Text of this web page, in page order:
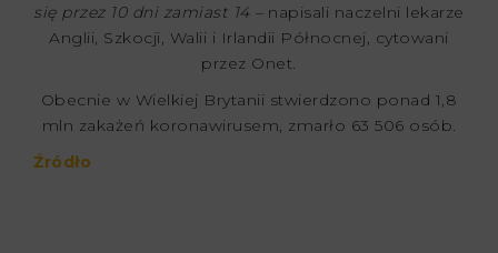
się przez 10 dni zamiast 14 –napisali naczelni lekarze
Anglii, Szkocji, Walii i Irlandii Północnej, cytowani
przez Onet.
Obecnie w Wielkiej Brytanii stwierdzono ponad 1,8
mln zakażeń koronawirusem, zmarło 63 506 osób.
Źródło